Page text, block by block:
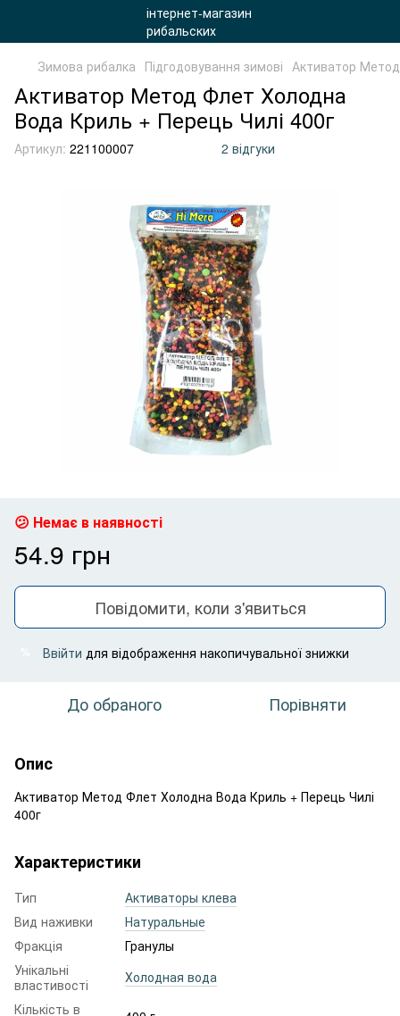
Зимова рибалка Підгодовування зимові Активатор
Активатор Метод Флет Холодна
Вода Криль + Перець Чилі 400г
Артикул: 221100007 2 відгуки
Немає в наявності
54.9 грн
Повідомити, коли з'явиться
Ввійти для відображення накопичувальної знижки
До обраного Порівняти
Опис
Активатор Метод Флет Холодна Вода Криль + Перець Чилі
400г
Характеристики
Тип
Активаторы клева
Вид наживки
Натуральные
Фракція
Гранулы
Унікальні
властивості
Холодная вода
Кількість в